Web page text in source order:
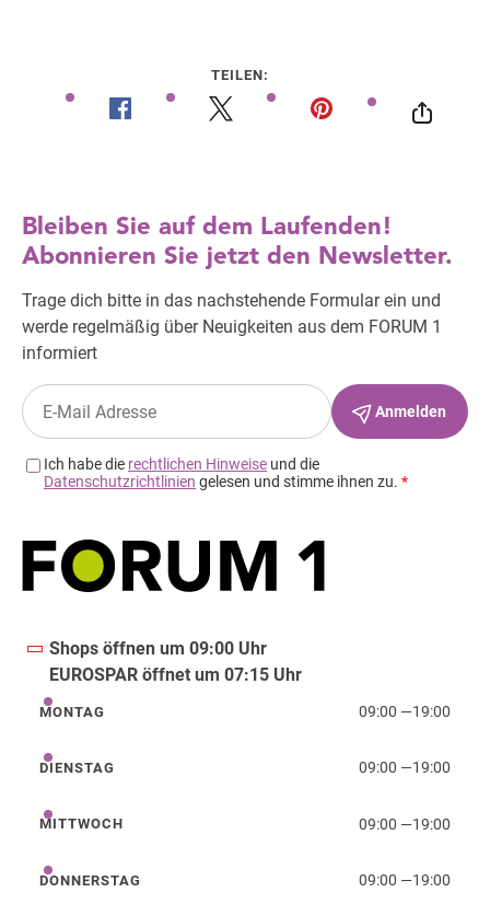
TEILEN:
Shops öffnen um 09:00 Uhr
EUROSPAR öffnet um 07:15 Uhr
Montag
MONTAG 09:00 —19:00
Dienstag
DIENSTAG 09:00 —19:00
Mittwoch
MITTWOCH 09:00 —19:00
Donnerstag
DONNERSTAG 09:00 —19:00